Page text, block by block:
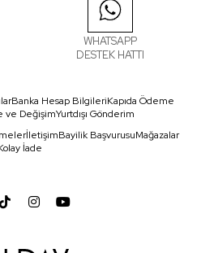
WHATSAPP
DESTEK HATTI
Banka Hesap BilgileriKapıda Ödeme
ve DeğişimYurtdışı Gönderim
İletişimBayilik BaşvurusuMağazalar
İade